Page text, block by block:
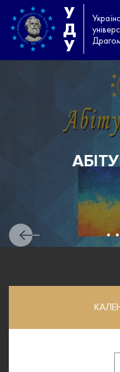
У
Д
У